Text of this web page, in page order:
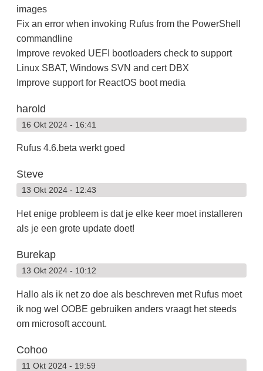
images
Fix an error when invoking Rufus from the PowerShell
commandline
Improve revoked UEFI bootloaders check to support
Linux SBAT, Windows SVN and cert DBX
Improve support for ReactOS boot media
harold
16 Okt 2024 - 16:41
Rufus 4.6.beta werkt goed
Steve
13 Okt 2024 - 12:43
Het enige probleem is dat je elke keer moet installeren
als je een grote update doet!
Burekap
13 Okt 2024 - 10:12
Hallo als ik net zo doe als beschreven met Rufus moet
ik nog wel OOBE gebruiken anders vraagt het steeds
om microsoft account.
Cohoo
11 Okt 2024 - 19:59